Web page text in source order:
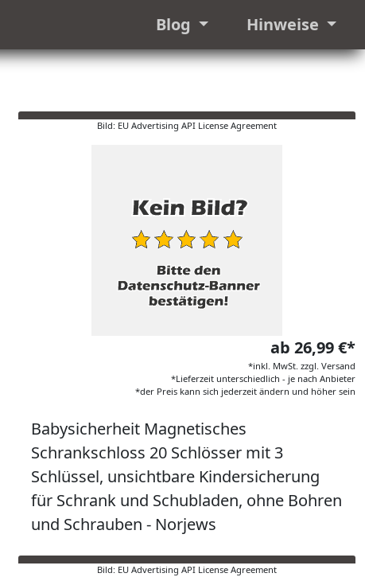
Blog Hinweise
Bild: EU Advertising API License Agreement
ab 26,99 €*
*inkl. MwSt. zzgl. Versand
*Lieferzeit unterschiedlich - je nach Anbieter
*der Preis kann sich jederzeit ändern und höher sein
Babysicherheit Magnetisches
Schrankschloss 20 Schlösser mit 3
Schlüssel, unsichtbare Kindersicherung
für Schrank und Schubladen, ohne Bohren
und Schrauben - Norjews
Bild: EU Advertising API License Agreement